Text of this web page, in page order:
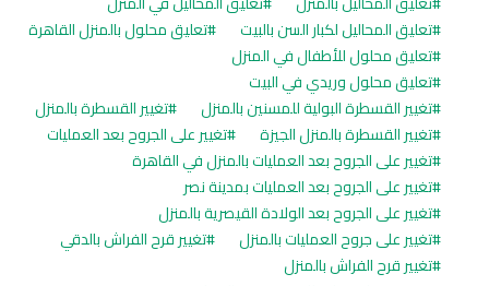
تعليق المحاليل لكبار السن بالبيت
تعليق محلول بالمنزل القاهرة
تعليق محلول للأطفال في المنزل
تعليق محلول وريدي في البيت
تغيير القسطرة البولية للمسنين بالمنزل
تغيير القسطرة بالمنزل
تغيير القسطرة بالمنزل الجيزة
تغيير على الجروح بعد العمليات
تغيير على الجروح بعد العمليات بالمنزل في القاهرة
تغيير على الجروح بعد العمليات بمدينة نصر
تغيير على الجروح بعد الولادة القيصرية بالمنزل
تغيير على جروح العمليات بالمنزل
تغيير قرح الفراش بالدقي
تغيير قرح الفراش بالمنزل